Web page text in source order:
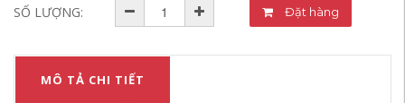
SỐ LƯỢNG: Đặt hàng
MÔ TẢ CHI TIẾT